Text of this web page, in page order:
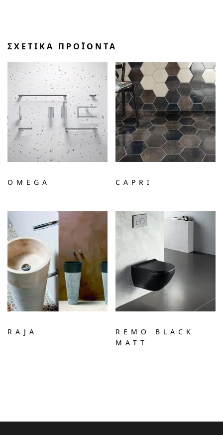
ΣΧΕΤΙΚΆ ΠΡΟΪΌΝΤΑ
OMEGA CAPRI
RAJA
REMO BLACK
MATT